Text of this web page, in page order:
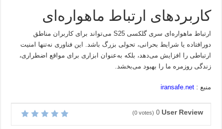
کاربردهای ارتباط ماهواره‌ای
ارتباط ماهواره‌ای سری گلکسی S25 می‌تواند برای کاربران مناطق
دورافتاده یا شرایط بحرانی، تحولی بزرگ باشد. این فناوری نه‌تنها امنیت
ارتباطی را افزایش می‌دهد، بلکه به‌عنوان ابزاری برای مواقع اضطراری،
زندگی روزمره ما را بهبود می‌بخشد.
منبع :iransafe.net
User Review
0
(0votes)